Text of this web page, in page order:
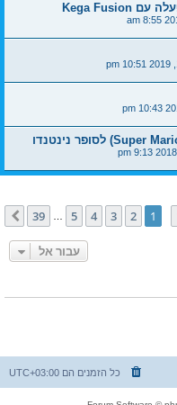
1
2
3
4
5
39 הבא
עבור אל
כל הזמנים הם UTC+03:00